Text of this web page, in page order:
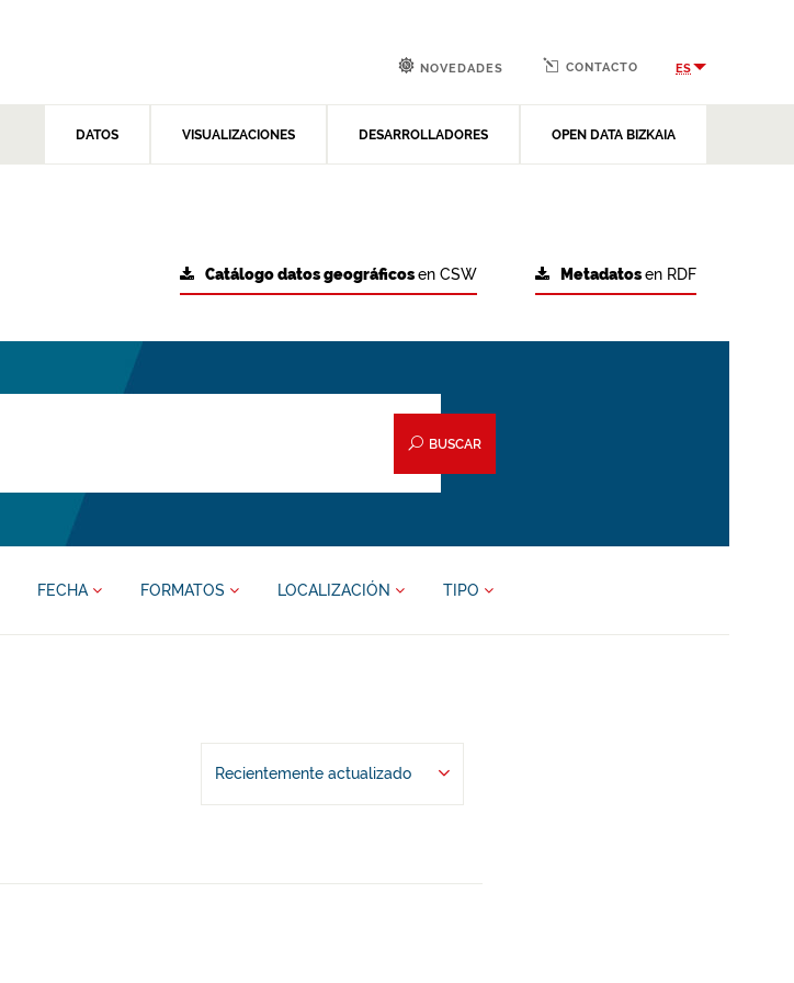
DATOS VISUALIZACIONES DESARROLLADORES OPEN DATA BIZKAIA
NOVEDADES CONTACTO ES
Metadatosen RDF
Catálogo datos geográficosen CSW
BUSCAR
FECHA FORMATOS LOCALIZACIÓN TIPO
Recientemente actualizado